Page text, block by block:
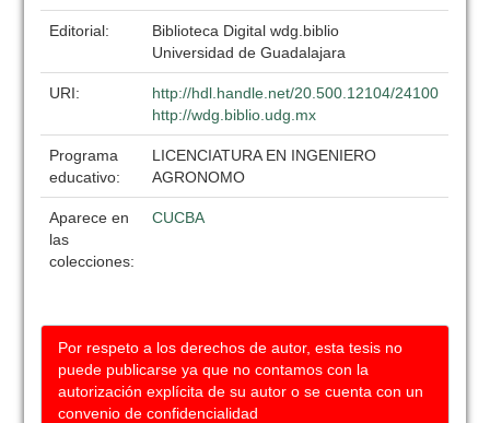
Editorial:
Biblioteca Digital wdg.biblio
Universidad de Guadalajara
URI:
http://hdl.handle.net/20.500.12104/24100
http://wdg.biblio.udg.mx
Programa
educativo:
LICENCIATURA EN INGENIERO
AGRONOMO
Aparece en
las
colecciones:
CUCBA
Por respeto a los derechos de autor, esta tesis no
puede publicarse ya que no contamos con la
autorización explícita de su autor o se cuenta con un
convenio de confidencialidad